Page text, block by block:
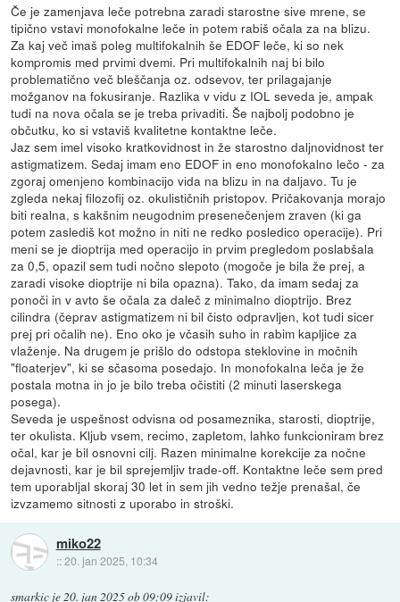
Če je zamenjava leče potrebna zaradi starostne sive mrene, se
tipično vstavi monofokalne leče in potem rabiš očala za na blizu.
Za kaj več imaš poleg multifokalnih še EDOF leče, ki so nek
kompromis med prvimi dvemi. Pri multifokalnih naj bi bilo
problematično več bleščanja oz. odsevov, ter prilagajanje
možganov na fokusiranje. Razlika v vidu z IOL seveda je, ampak
tudi na nova očala se je treba privaditi. Še najbolj podobno je
občutku, ko si vstaviš kvalitetne kontaktne leče.
Jaz sem imel visoko kratkovidnost in že starostno daljnovidnost ter
astigmatizem. Sedaj imam eno EDOF in eno monofokalno lečo - za
zgoraj omenjeno kombinacijo vida na blizu in na daljavo. Tu je
zgleda nekaj filozofij oz. okulističnih pristopov. Pričakovanja morajo
biti realna, s kakšnim neugodnim presenečenjem zraven (ki ga
potem zaslediš kot možno in niti ne redko posledico operacije). Pri
meni se je dioptrija med operacijo in prvim pregledom poslabšala
za 0,5, opazil sem tudi nočno slepoto (mogoče je bila že prej, a
zaradi visoke dioptrije ni bila opazna). Tako, da imam sedaj za
ponoči in v avto še očala za daleč z minimalno dioptrijo. Brez
cilindra (čeprav astigmatizem ni bil čisto odpravljen, kot tudi sicer
prej pri očalih ne). Eno oko je včasih suho in rabim kapljice za
vlaženje. Na drugem je prišlo do odstopa steklovine in močnih
"floaterjev", ki se sčasoma posedajo. In monofokalna leča je že
postala motna in jo je bilo treba očistiti (2 minuti laserskega
posega).
Seveda je uspešnost odvisna od posameznika, starosti, dioptrije,
ter okulista. Kljub vsem, recimo, zapletom, lahko funkcioniram brez
očal, kar je bil osnovni cilj. Razen minimalne korekcije za nočne
dejavnosti, kar je bil sprejemljiv trade-off. Kontaktne leče sem pred
tem uporabljal skoraj 30 let in sem jih vedno težje prenašal, če
izvzamemo sitnosti z uporabo in stroški.
miko22
::20. jan 2025, 10:34
smarkic je20. jan 2025 ob 09:09izjavil: